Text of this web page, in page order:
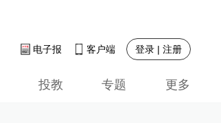
电子报 客户端 登录 | 注册
投教 专题 更多